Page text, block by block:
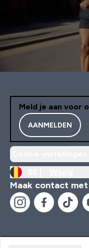
Meld je aan voor
AANMELDEN
Maak contact met